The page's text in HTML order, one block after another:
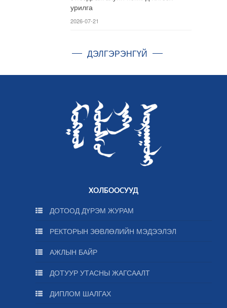
урилга
2026-07-21
ДЭЛГЭРЭНГҮЙ
ХОЛБООСУУД
ДОТООД ДҮРЭМ ЖУРАМ
РЕКТОРЫН ЗӨВЛӨЛИЙН МЭДЭЭЛЭЛ
АЖЛЫН БАЙР
ДОТУУР УТАСНЫ ЖАГСААЛТ
ДИПЛОМ ШАЛГАХ